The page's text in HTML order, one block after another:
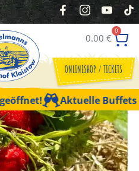
0.00€
0
ONLINESHOP / TICKETS
Buffets & Brunch
Veranstaltungen
Suche
und
Ansichten,
Navigation
Filter Anzeigen
Tag